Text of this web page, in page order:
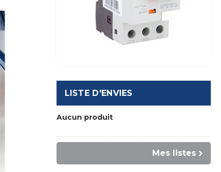
LISTE D'ENVIES
Aucun produit
Mes listes